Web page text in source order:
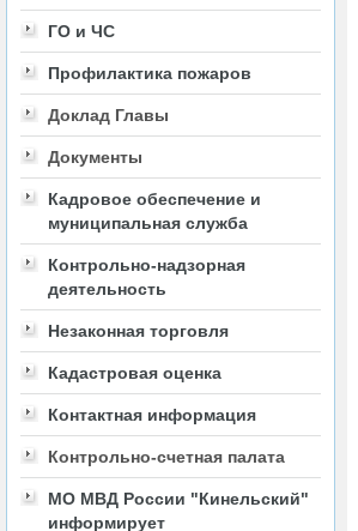
ГО и ЧС
Профилактика пожаров
Доклад Главы
Документы
Кадровое обеспечение и
муниципальная служба
Контрольно-надзорная
деятельность
Незаконная торговля
Кадастровая оценка
Контактная информация
Контрольно-счетная палата
МО МВД России "Кинельский"
информирует